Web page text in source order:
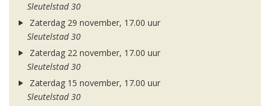
Sleutelstad 30
Zaterdag 29 november, 17.00 uur
Sleutelstad 30
Zaterdag 22 november, 17.00 uur
Sleutelstad 30
Zaterdag 15 november, 17.00 uur
Sleutelstad 30